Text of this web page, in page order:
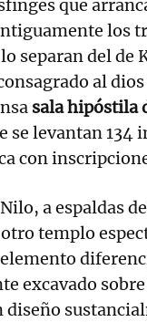
que
los
separan del de
al
sala hipóstila
se levantan 134
con
a espaldas
templo
elemento
excavado
diseño